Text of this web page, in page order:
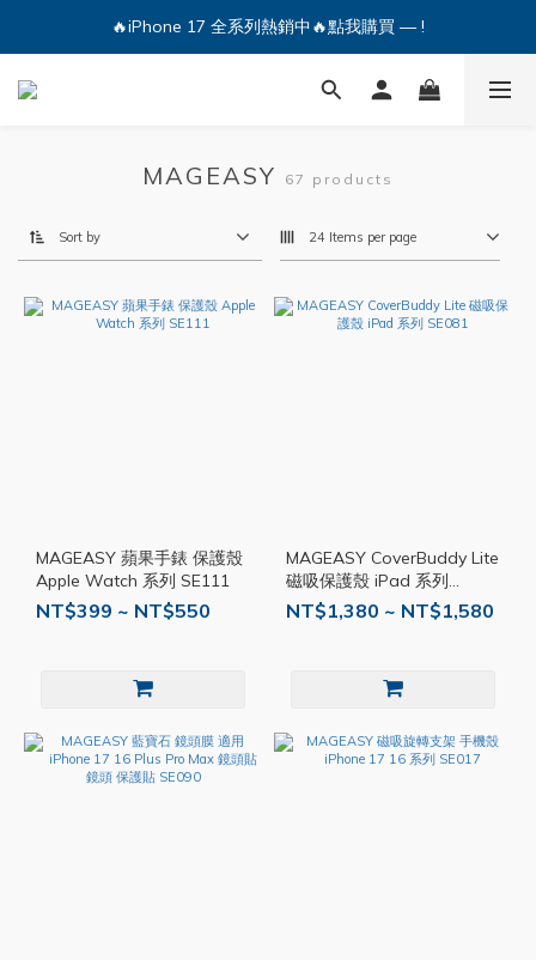
🔥iPhone 17 全系列熱銷中🔥點我購買 — !
🔥iPhone 17 全系列熱銷中🔥點我購買 — !
MAGEASY 67 products
Sort by 24 Items per page
MAGEASY 蘋果手錶 保護殼
Apple Watch 系列 SE111
NT$399 ~ NT$550
MAGEASY CoverBuddy Lite
磁吸保護殼 iPad 系列
SE081
NT$1,380 ~ NT$1,580